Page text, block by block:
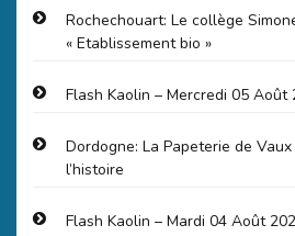
Rochechouart: Le collège
« Etablissement bio »
Flash Kaolin – Mercredi 05 Août
Dordogne: La Papeterie de
l’histoire
Flash Kaolin – Mardi 04 Août